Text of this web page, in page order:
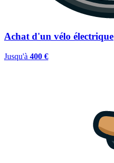
Achat d'un vélo électrique
Jusqu'à 400 €